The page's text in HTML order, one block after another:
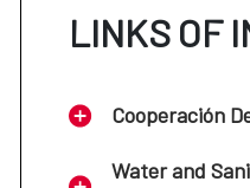
LINKS OF
Cooperación
Water and